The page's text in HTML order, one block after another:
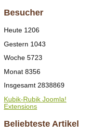
Besucher
Heute 1206
Gestern 1043
Woche 5723
Monat 8356
Insgesamt 2838869
Kubik-Rubik Joomla!
Extensions
Beliebteste Artikel